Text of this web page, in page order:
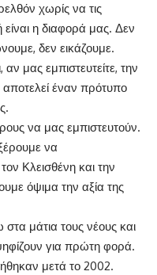
χωρίς να τις
η διαφορά μας. Δεν
δεν εικάζουμε.
μας εμπιστευτείτε, την
έναν πρότυπο
να μας εμπιστευτούν.
να
Κλεισθένη και την
όψιμα την αξία της
μάτια τους νέους και
για πρώτη φορά.
μετά το 2002.